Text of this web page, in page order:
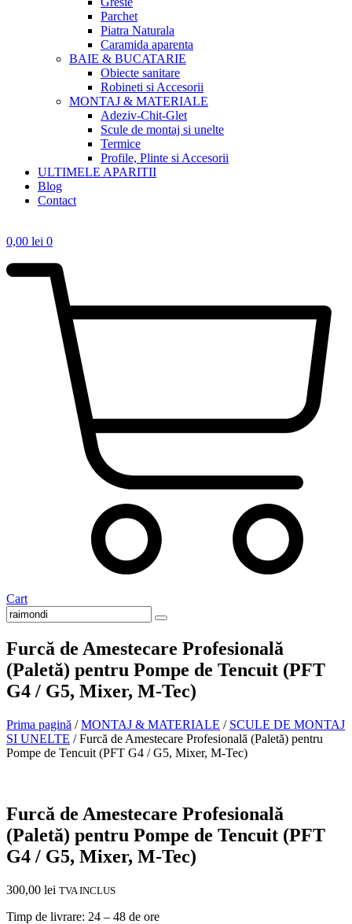
Parchet
Piatra Naturala
Caramida aparenta
BAIE & BUCATARIE
Obiecte sanitare
Robineti si Accesorii
MONTAJ & MATERIALE
Adeziv-Chit-Glet
Scule de montaj si unelte
Termice
Profile, Plinte si Accesorii
ULTIMELE APARITII
Blog
Contact
0,00 lei 0
Cart
Furcă de Amestecare Profesională
(Paletă) pentru Pompe de Tencuit (PFT
G4 / G5, Mixer, M-Tec)
Prima pagină /MONTAJ & MATERIALE / SCULE DE MONTAJ
SI UNELTE / Furcă de Amestecare Profesională (Paletă) pentru
Pompe de Tencuit (PFT G4 / G5, Mixer, M-Tec)
In stoc
Furcă de Amestecare Profesională
(Paletă) pentru Pompe de Tencuit (PFT
G4 / G5, Mixer, M-Tec)
300,00 lei TVA INCLUS
Timp de livrare: 24 – 48 de ore